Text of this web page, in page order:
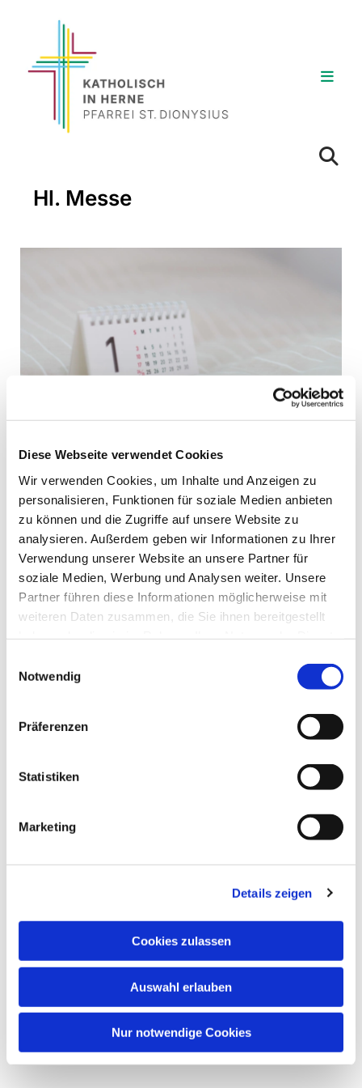
Diese Webseite verwendet Cookies
Wir verwenden Cookies, um Inhalte und Anzeigen zu
personalisieren, Funktionen für soziale Medien anbieten
zu können und die Zugriffe auf unsere Website zu
analysieren. Außerdem geben wir Informationen zu Ihrer
Verwendung unserer Website an unsere Partner für
soziale Medien, Werbung und Analysen weiter. Unsere
Partner führen diese Informationen möglicherweise mit
weiteren Daten zusammen, die Sie ihnen bereitgestellt
Notwendig
Präferenzen
Statistiken
Marketing
Details zeigen
Cookies zulassen
Auswahl erlauben
Nur notwendige Cookies
Hl. Messe
Samstag, 14. November 2026,
18:30 Uhr
St. Bonifatius, Bahnhofstraße 38,
44623 Herne